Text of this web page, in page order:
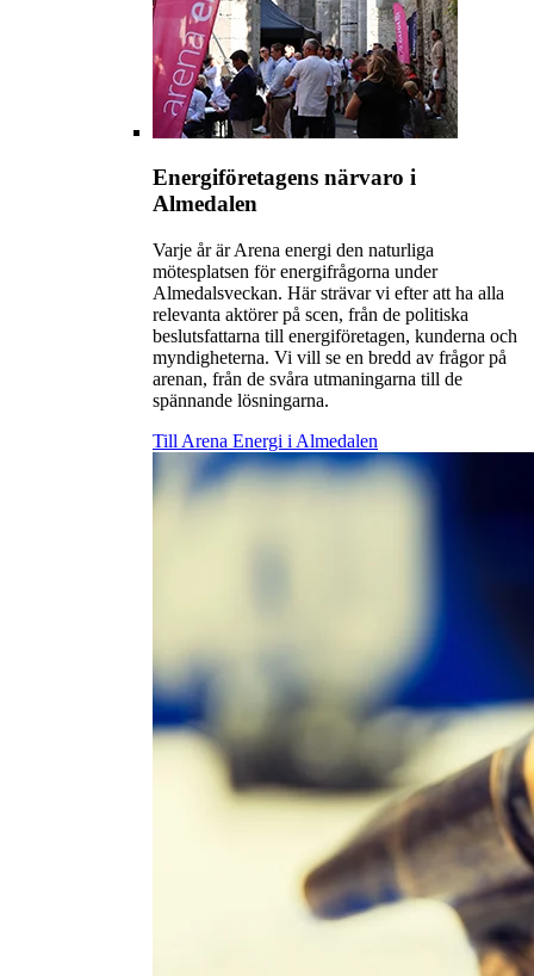
Energiföretagens närvaro i
Almedalen
Varje år är Arena energi den naturliga
mötesplatsen för energifrågorna under
Almedalsveckan. Här strävar vi efter att ha alla
relevanta aktörer på scen, från de politiska
beslutsfattarna till energiföretagen, kunderna och
myndigheterna. Vi vill se en bredd av frågor på
arenan, från de svåra utmaningarna till de
spännande lösningarna.
Till Arena Energi i Almedalen